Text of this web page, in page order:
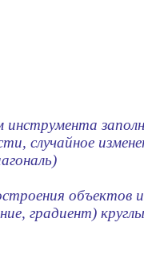
инструмента
случайное
объектов
градиент)